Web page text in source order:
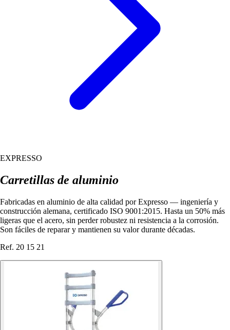
EXPRESSO
Carretillas de aluminio
Fabricadas en aluminio de alta calidad por Expresso — ingeniería y
construcción alemana, certificado ISO 9001:2015. Hasta un 50% más
ligeras que el acero, sin perder robustez ni resistencia a la corrosión.
Son fáciles de reparar y mantienen su valor durante décadas.
Ref. 20 15 21